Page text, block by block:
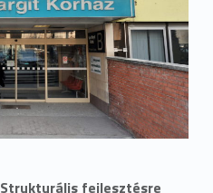
Strukturális fejlesztésre